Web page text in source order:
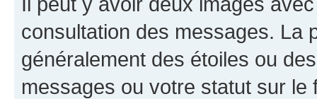
consultation des messages. La
généralement des étoiles ou
messages ou votre statut sur